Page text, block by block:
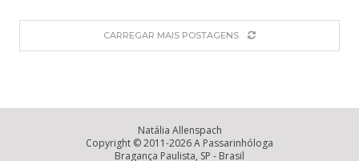
CARREGAR MAIS POSTAGENS
Natália Allenspach
Copyright © 2011-2026 A Passarinhóloga
Bragança Paulista, SP - Brasil